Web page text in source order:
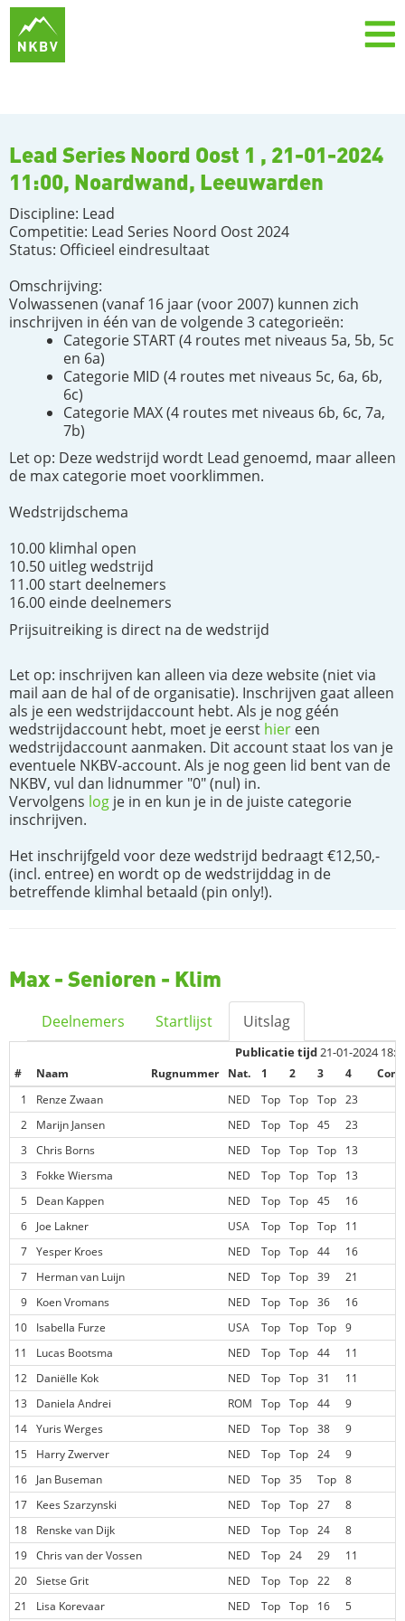
Lead Series Noord Oost 1 , 21-01-2024
11:00, Noardwand, Leeuwarden
Discipline: Lead
Competitie: Lead Series Noord Oost 2024
Status: Officieel eindresultaat
Omschrijving:
Volwassenen (vanaf 16 jaar (voor 2007) kunnen zich
inschrijven in één van de volgende 3 categorieën:
Categorie START (4 routes met niveaus 5a, 5b, 5c
en 6a)
Categorie MID (4 routes met niveaus 5c, 6a, 6b,
6c)
Categorie MAX (4 routes met niveaus 6b, 6c, 7a,
7b)
Let op: Deze wedstrijd wordt Lead genoemd, maar alleen
de max categorie moet voorklimmen.
Wedstrijdschema
10.00 klimhal open
10.50 uitleg wedstrijd
11.00 start deelnemers
16.00 einde deelnemers
Prijsuitreiking is direct na de wedstrijd
Let op: inschrijven kan alleen via deze website (niet via
mail aan de hal of de organisatie). Inschrijven gaat alleen
als je een wedstrijdaccount hebt. Als je nog géén
wedstrijdaccount hebt, moet je eerst hier een
wedstrijdaccount aanmaken. Dit account staat los van je
eventuele NKBV-account. Als je nog geen lid bent van de
NKBV, vul dan lidnummer "0" (nul) in.
Vervolgens log je in en kun je in de juiste categorie
inschrijven.
Het inschrijfgeld voor deze wedstrijd bedraagt €12,50,-
(incl. entree) en wordt op de wedstrijddag in de
betreffende klimhal betaald (pin only!).
Max - Senioren - Klim
Deelnemers Startlijst Uitslag
Publicatie tijd21-01-2024
# Naam Rugnummer Nat. 1 2 3 4
1
Renze Zwaan NED Top Top Top 23
2
Marijn Jansen NED Top Top 45
23
3
Chris Borns NED Top Top Top
13
3
Fokke Wiersma NED Top Top Top
13
5
Dean Kappen NED Top Top 45
16
6
Joe Lakner USA Top Top Top
11
7 Yesper Kroes NED Top Top 44
16
7
Herman van Luijn NED Top Top 39
21
9
Koen Vromans NED Top Top 36
16
10
Isabella Furze USA Top Top Top 9
11
Lucas Bootsma NED Top Top 44
11
12
Daniëlle Kok NED Top Top 31
11
13
Daniela Andrei ROM Top Top 44
9
14 Yuris Werges NED Top Top 38
9
15
Harry Zwerver NED Top Top 24
9
16
Jan Buseman NED Top 35 Top 8
17
Kees Szarzynski NED Top Top 27
8
18
Renske van Dijk NED Top Top 24
8
19 Chris van der Vossen NED Top 24 29
11
20 Sietse Grit NED Top Top 22
8
21
Lisa Korevaar NED Top Top 16 5